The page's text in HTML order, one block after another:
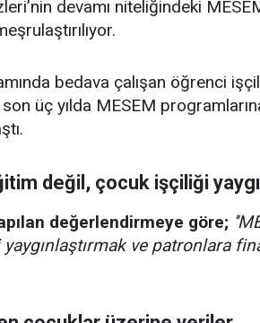
devamı niteliğindeki
bedava çalışan öğrenci
üç yılda MESEM
değil, çocuk işçiliği
değerlendirmeye göre;
ve patronlara